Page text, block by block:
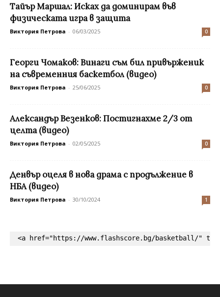
Тайър Маршал: Исках да доминирам във
физическата игра в защита
Виктория Петрова - 06/03/2025 0
Георги Чомаков: Винаги съм бил привърженик
на съвременния баскетбол (видео)
Виктория Петрова - 25/06/2025 0
Aлександър Везенков: Постигнахме 2/3 от
целта (видео)
Виктория Петрова - 02/05/2025 0
Денвър оцеля в нова драма с продължение в
НБА (видео)
Виктория Петрова - 30/10/2024 1
<a href="https://www.flashscore.bg/basketball/"